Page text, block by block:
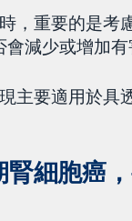
，重要的是考
減少或增加有
主要適用於具
腎細胞癌